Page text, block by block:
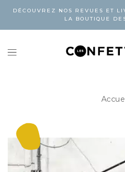
DÉCOUVREZ NOS REVUES ET
LA BOUTIQUE